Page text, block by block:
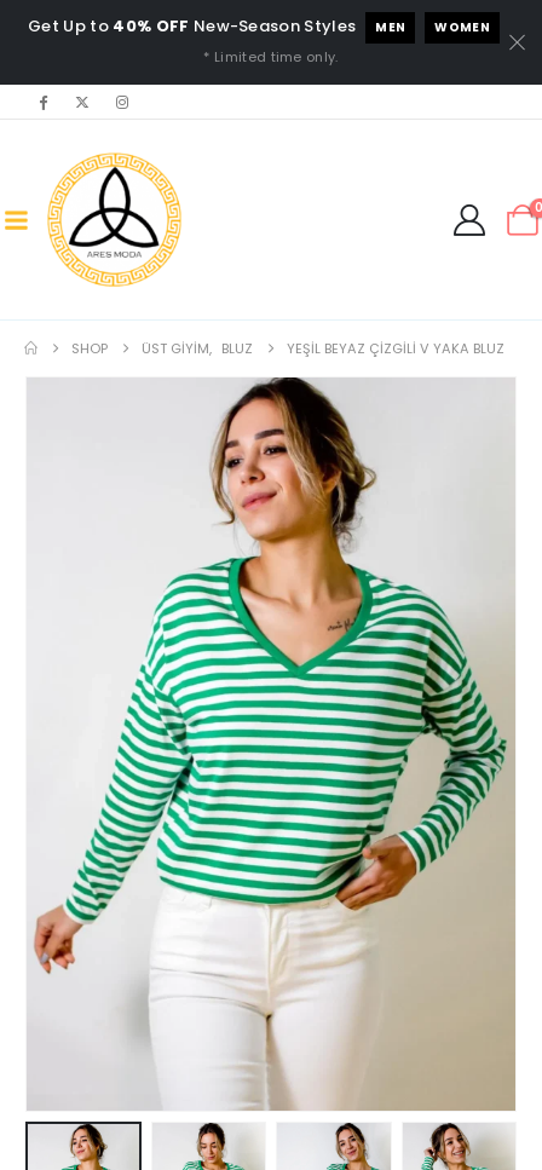
Get Up to 40% OFF New-Season Styles MEN WOMEN
* Limited time only.
SHOP ÜST GIYIM, BLUZ YEŞIL BEYAZ ÇIZGILI V YAKA BLUZ